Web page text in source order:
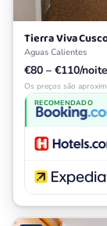
Tierra Viva
Aguas Calientes
€80 – €110/noite
Os preços são
RECOMENDADO